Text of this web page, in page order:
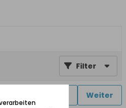
Filter
Weiter